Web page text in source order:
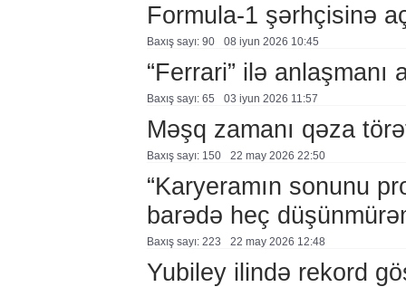
Formula-1 şərhçisinə
Baxış sayı: 90 08 i̇yun 2026 10:45
“Ferrari” ilə anlaşmanı
Baxış sayı: 65 03 i̇yun 2026 11:57
Məşq zamanı qəza
Baxış sayı: 150 22 may 2026 22:50
“Karyeramın sonunu
barədə heç
Baxış sayı: 223 22 may 2026 12:48
Yubiley ilində rekord